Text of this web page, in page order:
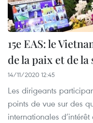
15e EAS: le
de la paix et de
14/11/2020 12:45
Les dirigeants
points de vue sur des
internationales